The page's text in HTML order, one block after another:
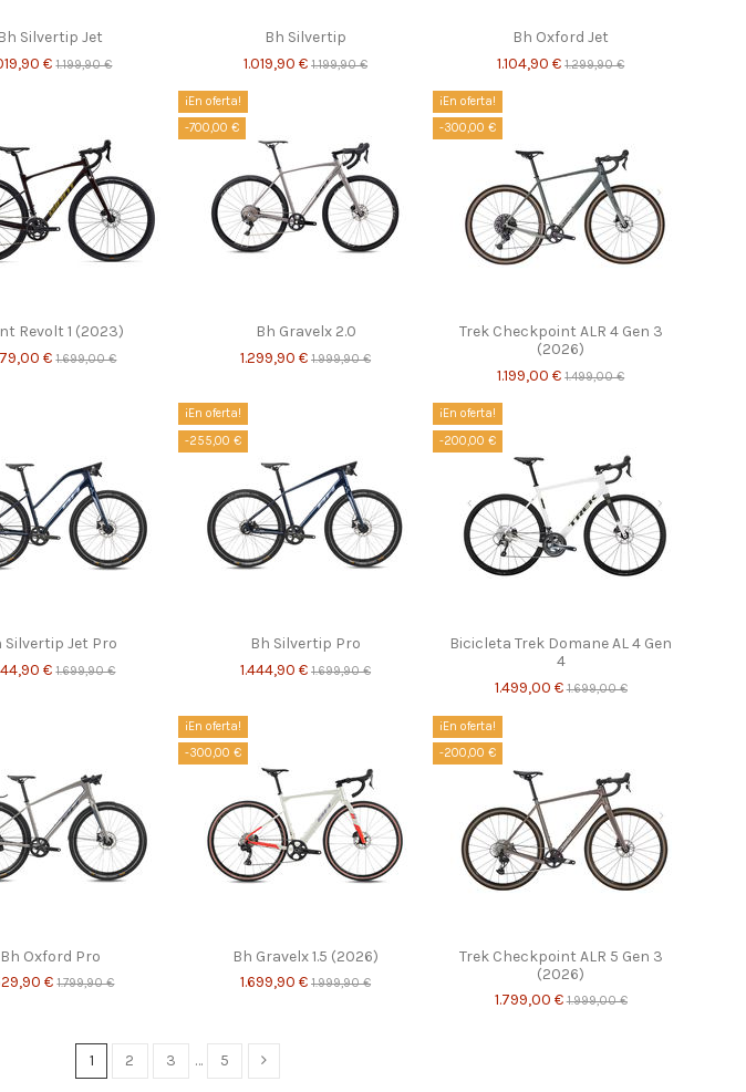
Bh Silvertip Jet
€1.199,90 €
Bh Silvertip
1.019,90 €1.199,90 €
Bh Oxford Jet
1.104,90 €1.299,90 €
Revolt 1 (2023)
€1.699,00 €
¡En oferta!
-700,00 €
Bh Gravelx 2.0
1.299,90 €1.999,90 €
¡En oferta!
-300,00 €
Trek Checkpoint ALR 4 Gen 3
(2026)
1.199,00 €1.499,00 €
Silvertip Jet Pro
€1.699,90 €
¡En oferta!
-255,00 €
Bh Silvertip Pro
1.444,90 €1.699,90 €
¡En oferta!
-200,00 €
Bicicleta Trek Domane AL 4 Gen
4
1.499,00 €1.699,00 €
Bh Oxford Pro
€1.799,90 €
¡En oferta!
-300,00 €
Bh Gravelx 1.5 (2026)
1.699,90 €1.999,90 €
¡En oferta!
-200,00 €
Trek Checkpoint ALR 5 Gen 3
(2026)
1.799,00 €1.999,00 €
1 2 3 … 5